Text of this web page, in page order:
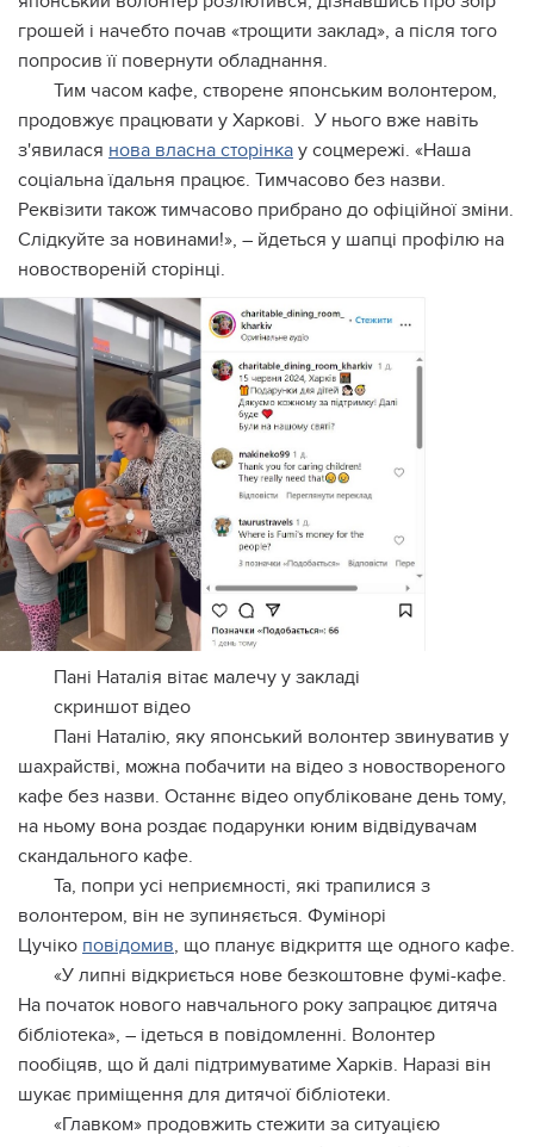
грошей і начебто почав «трощити заклад», а після того
попросив її повернути обладнання.
Тим часом кафе, створене японським волонтером,
продовжує працювати у Харкові. У нього вже навіть
з'явилася нова власна сторінка у соцмережі. «Наша
соціальна їдальня працює. Тимчасово без назви.
Реквізити також тимчасово прибрано до офіційної зміни.
Слідкуйте за новинами!», – йдеться у шапці профілю на
новоствореній сторінці.
Пані Наталія вітає малечу у закладі
скриншот відео
Пані Наталію, яку японський волонтер звинуватив у
шахрайстві, можна побачити на відео з новоствореного
кафе без назви. Останнє відео опубліковане день тому,
на ньому вона роздає подарунки юним відвідувачам
скандального кафе.
Та, попри усі неприємності, які трапилися з
волонтером, він не зупиняється. Фумінорі
Цучіко повідомив, що планує відкриття ще одного кафе.
«У липні відкриється нове безкоштовне фумі-кафе.
На початок нового навчального року запрацює дитяча
бібліотека», – ідеться в повідомленні. Волонтер
пообіцяв, що й далі підтримуватиме Харків. Наразі він
шукає приміщення для дитячої бібліотеки.
«Главком» продовжить стежити за ситуацією